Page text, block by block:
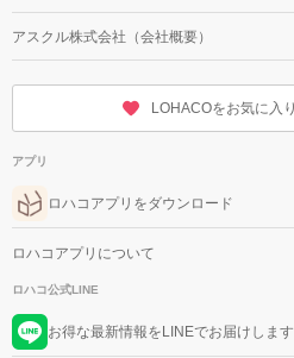
アスクル株式会社（会社概要）
LOHACOをお気に入
アプリ
ロハコアプリをダウンロード
ロハコアプリについて
ロハコ公式LINE
お得な最新情報をLINEでお届けします